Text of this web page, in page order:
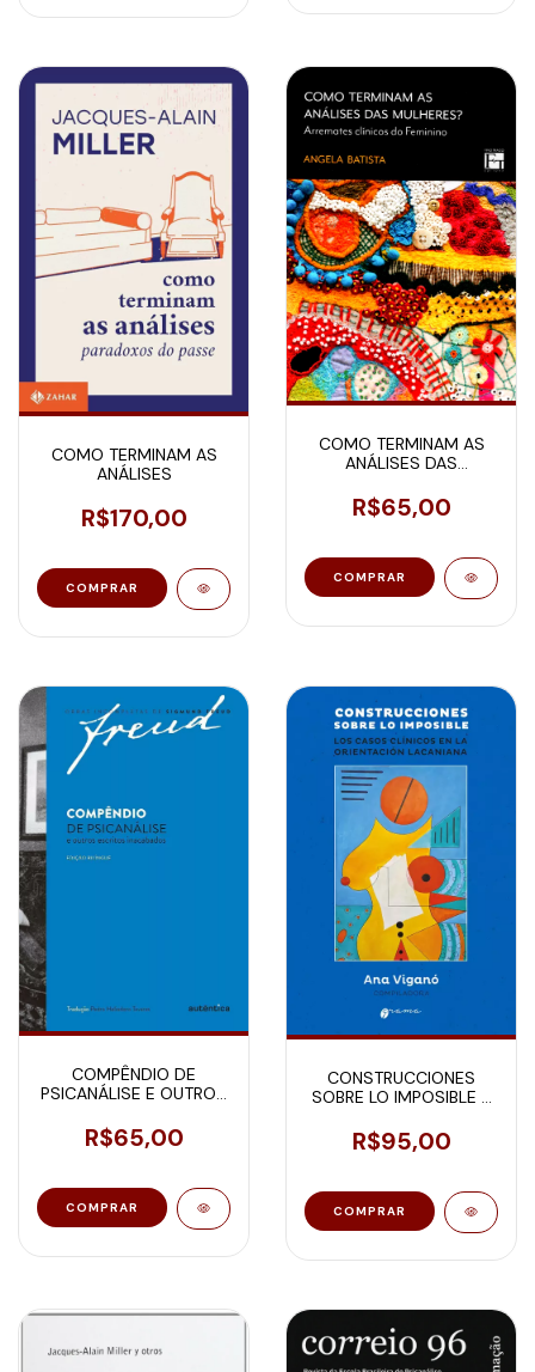
COMO TERMINAM AS
ANÁLISES
R$170,00
COMO TERMINAM AS
ANÁLISES DAS
R$65,00
COMPÊNDIO DE
PSICANÁLISE E OUTROS
R$65,00
CONSTRUCCIONES
SOBRE LO IMPOSIBLE -
EN LA ORIENTACIÓN
LACANIANA
R$95,00